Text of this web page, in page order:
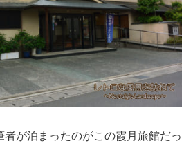
者が泊まったのがこの霞月旅館だっ